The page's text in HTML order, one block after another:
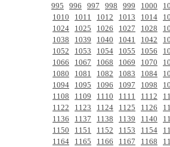
995
996 997 998 999 1000
1010
1011 1012 1013 1014
1024
1025 1026 1027 1028
1038
1039 1040 1041 1042
1052
1053 1054 1055 1056
1066
1067 1068 1069 1070
1080
1081 1082 1083 1084
1094
1095 1096 1097 1098
1108
1109 1110 1111 1112
1122
1123 1124 1125 1126
1136
1137 1138 1139 1140
1150
1151 1152 1153 1154
1164
1165 1166 1167 1168